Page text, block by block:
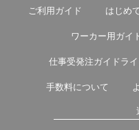
ご利用ガイド はじめ
ワーカー用ガイ
仕事受発注ガイドラ
手数料について